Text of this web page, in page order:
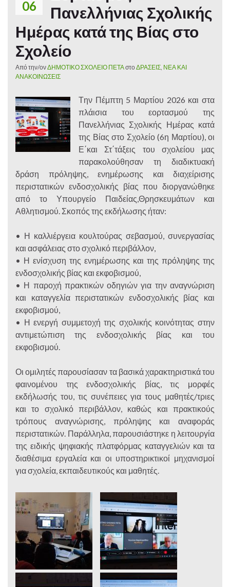
06
Πανελλήνιας Σχολικής
Ημέρας κατά της Βίας στο
Σχολείο
Από την/ονΔΗΜΟΤΙΚΟ ΣΧΟΛΕΙΟ ΠΕΤΑστο ΔΡΑΣΕΙΣ ΝΕΑ ΚΑΙ
ΑΝΑΚΟΙΝΩΣΕΙΣ
Την Πέμπτη 5 Μαρτίου 2026 και στα
πλάισια του εορτασμού της
Πανελλήνιας Σχολικής Ημέρας κατά
της Βίας στο Σχολείο (6η Μαρτίου), οι
Ε΄και Στ΄τάξεις του σχολείου μας
παρακολούθησαν τη διαδικτυακή
δράση πρόληψης, ενημέρωσης και διαχείρισης
περιστατικών ενδοσχολικής βίας που διοργανώθηκε
από το Υπουργείο Παιδείας,Θρησκευμάτων και
Αθλητισμού. Σκοπός της εκδήλωσης ήταν:
• Η καλλιέργεια κουλτούρας σεβασμού, συνεργασίας
και ασφάλειας στο σχολικό περιβάλλον,
• Η ενίσχυση της ενημέρωσης και της πρόληψης της
ενδοσχολικής βίας και εκφοβισμού,
• Η παροχή πρακτικών οδηγιών για την αναγνώριση
και καταγγελία περιστατικών ενδοσχολικής βίας και
εκφοβισμού,
• Η ενεργή συμμετοχή της σχολικής κοινότητας στην
αντιμετώπιση της ενδοσχολικής βίας και του
εκφοβισμού.
Οι ομιλητές παρουσίασαν τα βασικά χαρακτηριστικά του
φαινομένου της ενδοσχολικής βίας, τις μορφές
εκδήλωσής του, τις συνέπειες για τους μαθητές/τριες
και το σχολικό περιβάλλον, καθώς και πρακτικούς
τρόπους αναγνώρισης, πρόληψης και αναφοράς
περιστατικών. Παράλληλα, παρουσιάστηκε η λειτουργία
της ειδικής ψηφιακής πλατφόρμας καταγγελιών και τα
διαθέσιμα εργαλεία και οι υποστηρικτικοί μηχανισμοί
για σχολεία, εκπαιδευτικούς και μαθητές.